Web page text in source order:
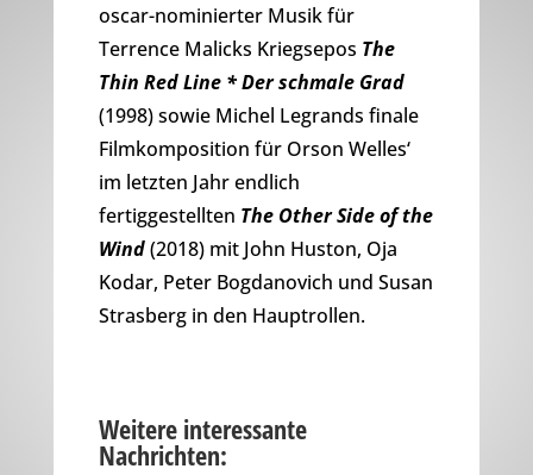
oscar-nominierter Musik für
Terrence Malicks Kriegsepos The
Thin Red Line * Der schmale Grad
(1998) sowie Michel Legrands finale
Filmkomposition für Orson Welles‘
im letzten Jahr endlich
fertiggestellten The Other Side of the
Wind(2018) mit John Huston, Oja
Kodar, Peter Bogdanovich und Susan
Strasberg in den Hauptrollen.
Weitere interessante
Nachrichten: